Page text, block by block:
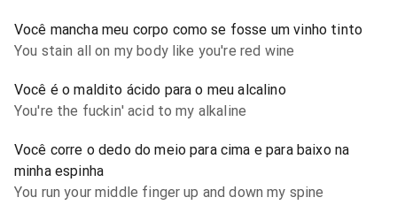
Você mancha meu corpo como se fosse um vinho tinto
You stain all on my body like you're red wine
Você é o maldito ácido para o meu alcalino
You're the fuckin' acid to my alkaline
Você corre o dedo do meio para cima e para baixo na
minha espinha
You run your middle finger up and down my spine